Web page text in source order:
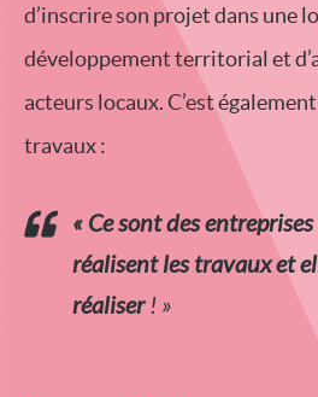
d’inscrire son projet dans une
développement territorial et
acteurs locaux. C’est
travaux :
« Ce sont des
réalisent les travaux et
réaliser! »